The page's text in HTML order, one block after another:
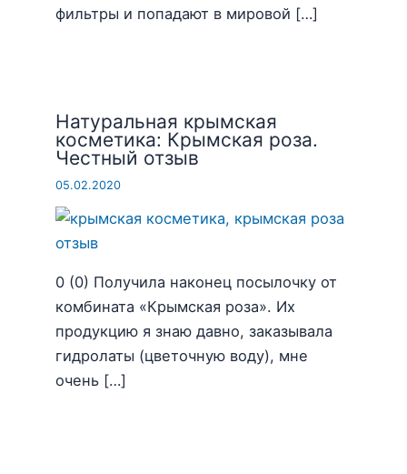
фильтры и попадают в мировой […]
Натуральная крымская
косметика: Крымская роза.
Честный отзыв
05.02.2020
0 (0) Получила наконец посылочку от
комбината «Крымская роза». Их
продукцию я знаю давно, заказывала
гидролаты (цветочную воду), мне
очень […]